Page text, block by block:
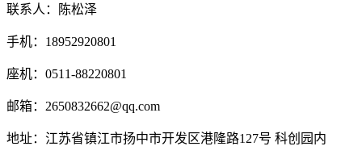
联系人：陈松泽
手机：18952920801
座机：0511-88220801
邮箱：2650832662@qq.com
地址：江苏省镇江市扬中市开发区港隆路127号 科创园内